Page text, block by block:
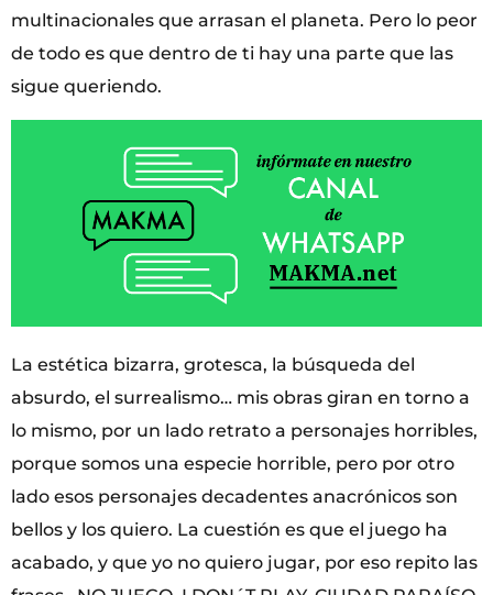
multinacionales que arrasan el planeta. Pero lo peor
de todo es que dentro de ti hay una parte que las
sigue queriendo.
La estética bizarra, grotesca, la búsqueda del
absurdo, el surrealismo… mis obras giran en torno a
lo mismo, por un lado retrato a personajes horribles,
porque somos una especie horrible, pero por otro
lado esos personajes decadentes anacrónicos son
bellos y los quiero. La cuestión es que el juego ha
acabado, y que yo no quiero jugar, por eso repito las